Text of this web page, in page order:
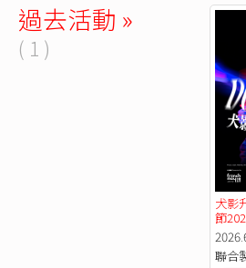
過去活動 »
( 1 )
犬影
節
聯合